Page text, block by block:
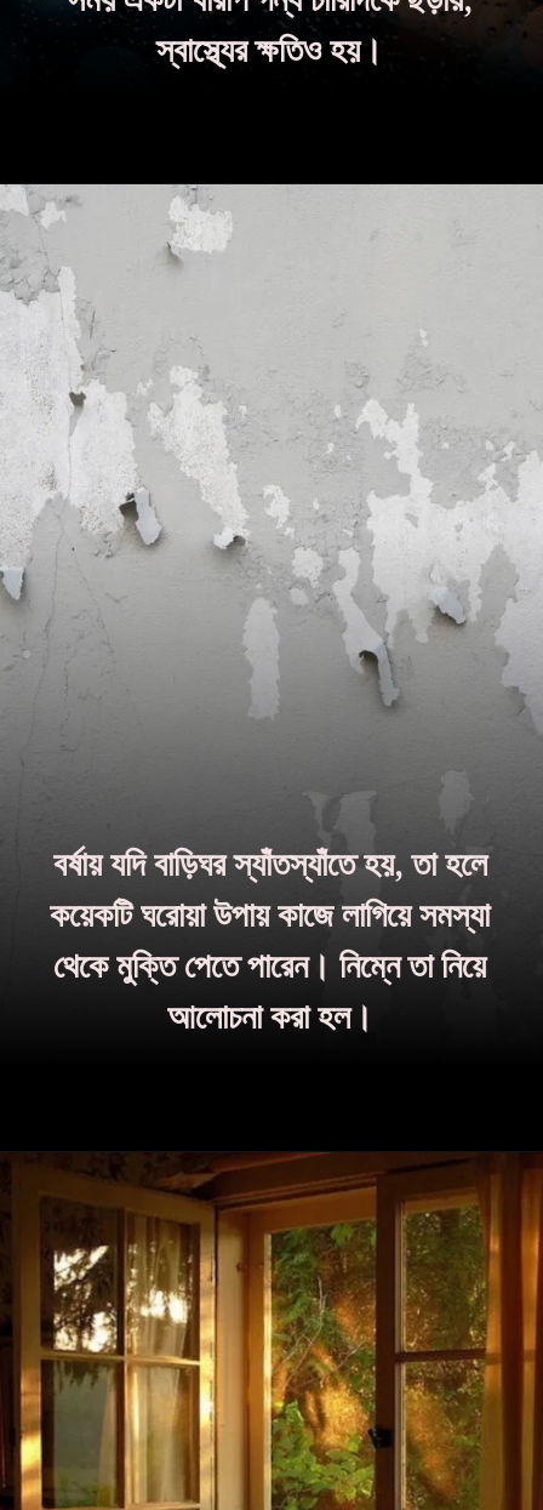
সময় একটা খারাপ গন্ধ চারিদিকে ছড়ায়,
স্বাস্থ্যের ক্ষতিও হয়।
বর্ষায় যদি বাড়িঘর স্যাঁতস্যাঁতে হয়, তা হলে
কয়েকটি ঘরোয়া উপায় কাজে লাগিয়ে সমস্যা
থেকে মুক্তি পেতে পারেন। নিম্নে তা নিয়ে
আলোচনা করা হল।